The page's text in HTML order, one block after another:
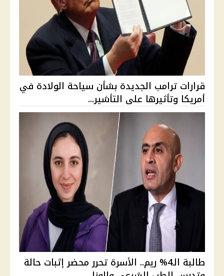
قرارات ترامب الجديدة بشأن سياحة الولادة في
أمريكا وتأثيرها على التأشير...
طالبة الـ4% ريم.. الأسرة تحرر محضر إثبات حالة